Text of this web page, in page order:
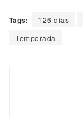
Tags: 126 días
Temporada